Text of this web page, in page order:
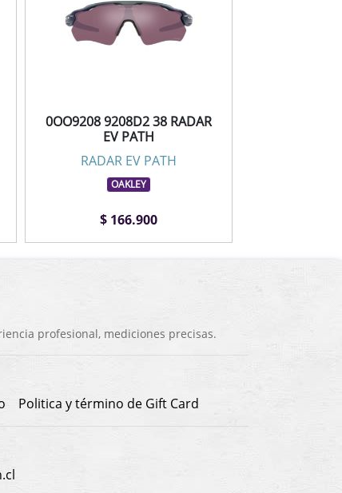
0OO9208 9208D2 38 RADAR
EV PATH
RADAR EV PATH
OAKLEY
$ 166.900
profesional, mediciones precisas.
Politica y término de Gift Card